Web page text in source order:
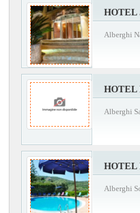
HOTEL
Alberghi
HOTEL
Alberghi
HOTEL
Alberghi